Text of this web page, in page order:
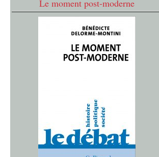
Le moment post-moderne